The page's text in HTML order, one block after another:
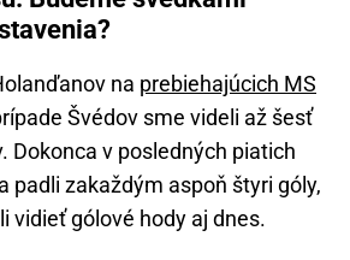
na prebiehajúcich MS
Švédov sme videli až šesť
Dokonca v posledných piatich
padli zakaždým aspoň štyri góly,
vidieť gólové hody aj dnes.